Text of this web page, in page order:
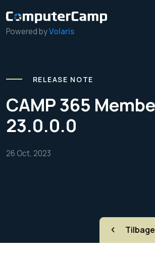
Powered byVolaris
RELEASE NOTE
CAMP 365
23.0.0.0
26 Oct, 2023